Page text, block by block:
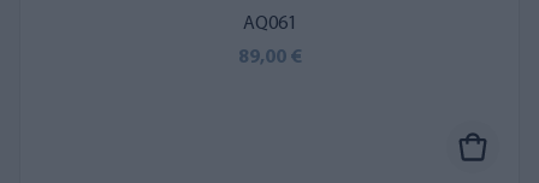
AQ061
89,00 €